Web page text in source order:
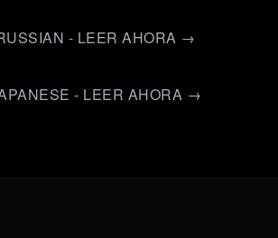
- LEER AHORA →
- LEER AHORA →